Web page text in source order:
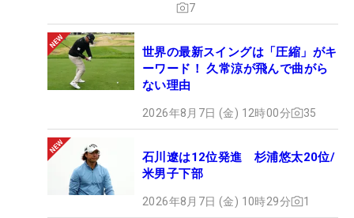
7
世界の最新スイングは「圧縮」がキ
ーワード！ 久常涼が飛んで曲がら
ない理由
2026年8月7日 (金) 12時00分 35
石川遼は12位発進 杉浦悠太20位/
米男子下部
2026年8月7日 (金) 10時29分 1